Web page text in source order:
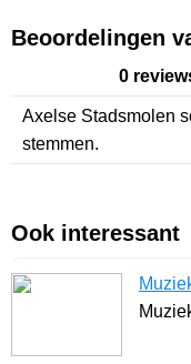
Beoordelingen
0
Axelse Stadsmolen
stemmen.
Ook interessant